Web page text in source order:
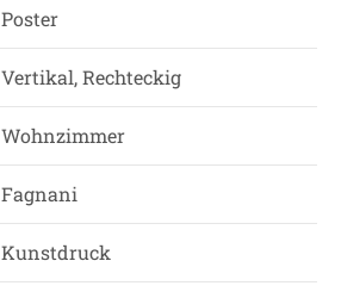
Poster
Vertikal, Rechteckig
Wohnzimmer
Fagnani
Kunstdruck